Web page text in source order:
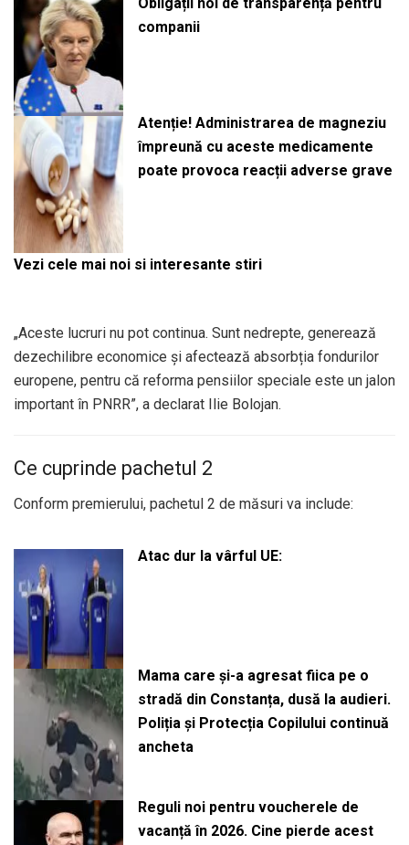
companii
Atenție! Administrarea de magneziu
împreună cu aceste medicamente
poate provoca reacții adverse grave
Vezi cele mai noi si interesante stiri
„Aceste lucruri nu pot continua. Sunt nedrepte, generează
dezechilibre economice și afectează absorbția fondurilor
europene, pentru că reforma pensiilor speciale este un jalon
important în PNRR”, a declarat Ilie Bolojan.
Ce cuprinde pachetul 2
Conform premierului, pachetul 2 de măsuri va include:
Atac dur la vârful UE:
Mama care și-a agresat fiica pe o
stradă din Constanța, dusă la audieri.
Poliția și Protecția Copilului continuă
ancheta
Reguli noi pentru voucherele de
vacanță în 2026. Cine pierde acest